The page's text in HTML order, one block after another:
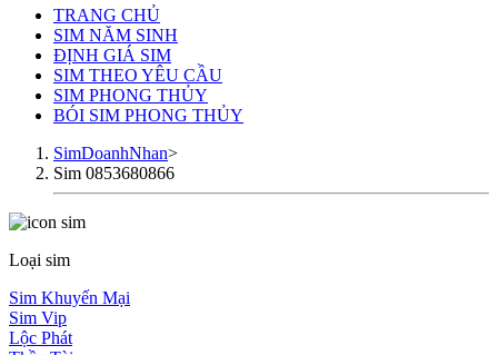
TRANG CHỦ
SIM NĂM SINH
ĐỊNH GIÁ SIM
SIM THEO YÊU CẦU
SIM PHONG THỦY
BÓI SIM PHONG THỦY
SimDoanhNhan>
Sim 0853680866
Loại sim
Sim Khuyến Mại
Sim Vip
Lộc Phát